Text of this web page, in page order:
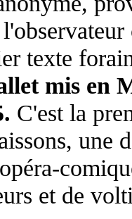
texte
mis en
C'est la
une
et de